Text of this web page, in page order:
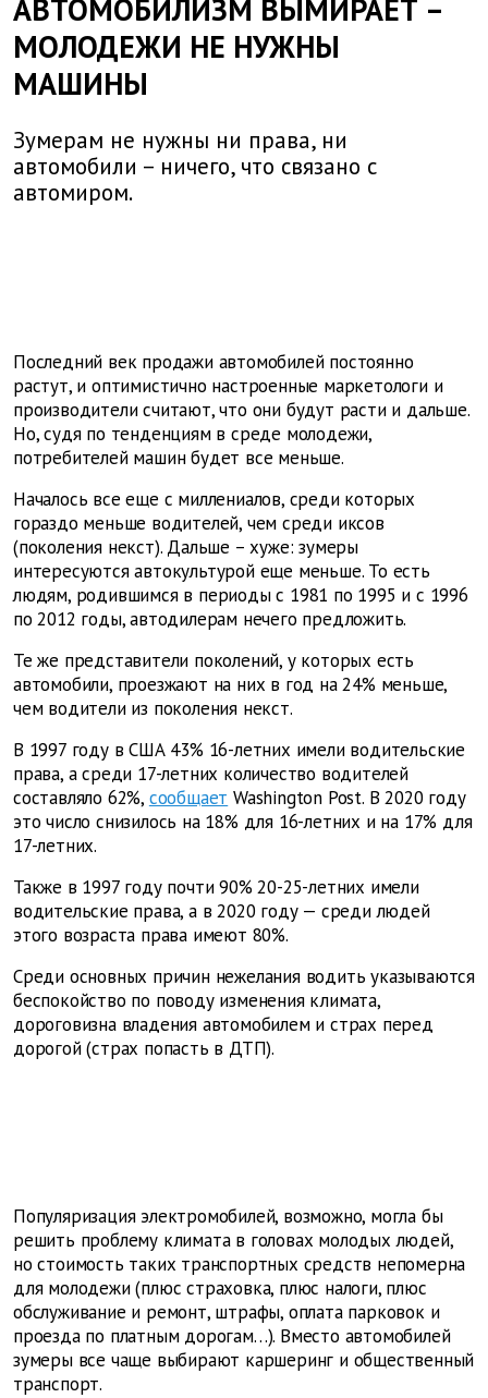
АВТОМОБИЛИЗМ ВЫМИРАЕТ –
МОЛОДЕЖИ НЕ НУЖНЫ
МАШИНЫ
Зумерам не нужны ни права, ни
автомобили – ничего, что связано с
автомиром.
Последний век продажи автомобилей постоянно
растут, и оптимистично настроенные маркетологи и
производители считают, что они будут расти и дальше.
Но, судя по тенденциям в среде молодежи,
потребителей машин будет все меньше.
Началось все еще с миллениалов, среди которых
гораздо меньше водителей, чем среди иксов
(поколения некст). Дальше – хуже: зумеры
интересуются автокультурой еще меньше. То есть
людям, родившимся в периоды с 1981 по 1995 и с 1996
по 2012 годы, автодилерам нечего предложить.
Те же представители поколений, у которых есть
автомобили, проезжают на них в год на 24% меньше,
чем водители из поколения некст.
В 1997 году в США 43% 16-летних имели водительские
права, а среди 17-летних количество водителей
составляло 62%, сообщает Washington Post. В 2020 году
это число снизилось на 18% для 16-летних и на 17% для
17-летних.
Также в 1997 году почти 90% 20-25-летних имели
водительские права, а в 2020 году — среди людей
этого возраста права имеют 80%.
Среди основных причин нежелания водить указываются
беспокойство по поводу изменения климата,
дороговизна владения автомобилем и страх перед
дорогой (страх попасть в ДТП).
Популяризация электромобилей, возможно, могла бы
решить проблему климата в головах молодых людей,
но стоимость таких транспортных средств непомерна
для молодежи (плюс страховка, плюс налоги, плюс
обслуживание и ремонт, штрафы, оплата парковок и
проезда по платным дорогам…). Вместо автомобилей
зумеры все чаще выбирают каршеринг и общественный
транспорт.